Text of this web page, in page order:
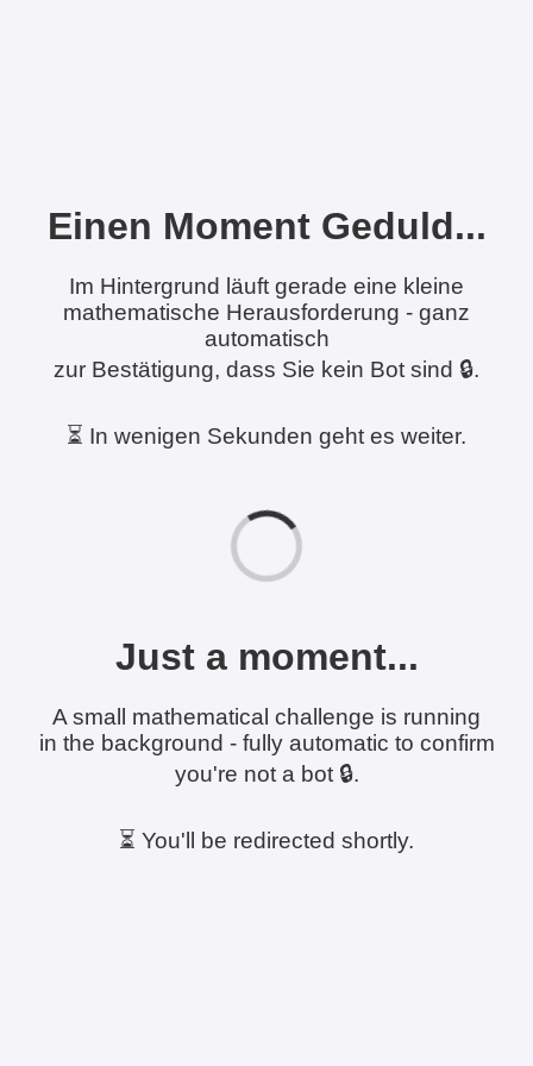
Einen Moment Geduld...
Im Hintergrund läuft gerade eine kleine
mathematische Herausforderung - ganz
automatisch
zur Bestätigung, dass Sie kein Bot sind 🔒.
⏳ In wenigen Sekunden geht es weiter.
Just a moment...
A small mathematical challenge is running
in the background - fully automatic to confirm
you're not a bot 🔒.
⏳ You'll be redirected shortly.